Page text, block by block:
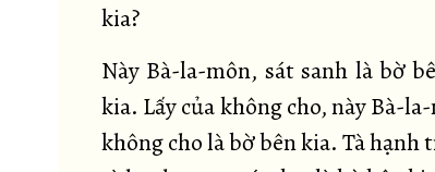
kia?
Này Bà-la-môn, sát sanh là bờ
kia. Lấy của không cho, này Bà-
không cho là bờ bên kia. Tà hạnh